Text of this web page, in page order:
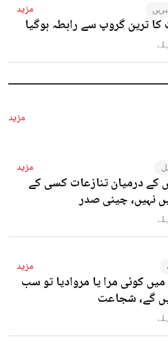
مزید
ترین گروپ سے رابطہ ہوگیا
مزید
مزید
کے درمیان تنازعات کسی کے
نہیں، چینی صدر
مزید
کوئی مرا یا مروادیا تو سب
گے، شجاعت